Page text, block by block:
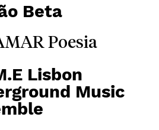
Beta
Poesia
Lisbon
Music